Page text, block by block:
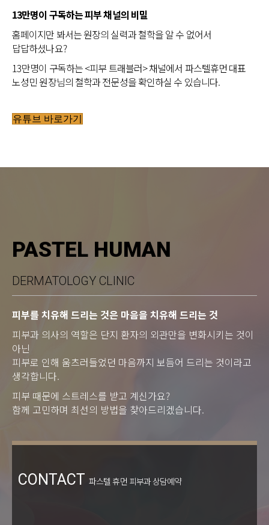
13만명이 구독하는 피부 채널의 비밀
홈페이지만 봐서는 원장의 실력과 철학을 알 수 없어서
답답하셨나요?
13만명이 구독하는 <피부 트래블러> 채널에서 파스텔휴먼 대표
노성민 원장님의 철학과 전문성을 확인하실 수 있습니다.
유튜브 바로가기
PASTEL HUMAN
DERMATOLOGY CLINIC
피부를 치유해 드리는 것은 마음을 치유해 드리는 것
피부과 의사의 역할은 단지 환자의 외관만을 변화시키는 것이
아닌
피부로 인해 움츠러들었던 마음까지 보듬어 드리는 것이라고
생각합니다.
피부 때문에 스트레스를 받고 계신가요?
함께 고민하며 최선의 방법을 찾아드리겠습니다.
CONTACT 파스텔 휴먼 피부과 상담예약